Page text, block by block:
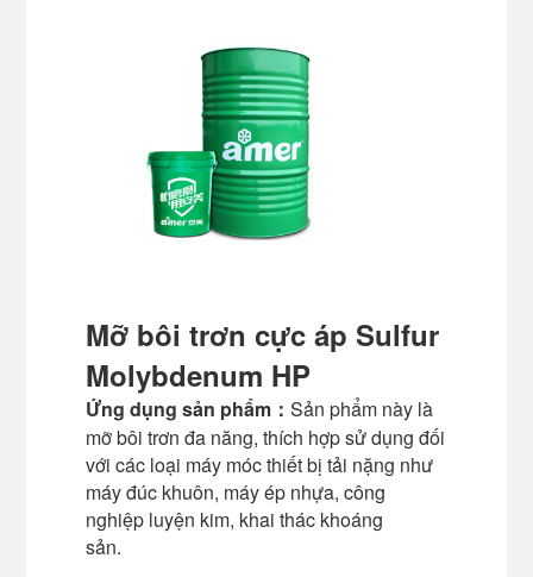
Mỡ bôi trơn cực áp Sulfur
Molybdenum HP
Ứng dụng sản phẩm：Sản phẩm này là
mỡ bôi trơn đa năng, thích hợp sử dụng đối
với các loại máy móc thiết bị tải nặng như
máy đúc khuôn, máy ép nhựa, công
nghiệp luyện kim, khai thác khoáng
sản.